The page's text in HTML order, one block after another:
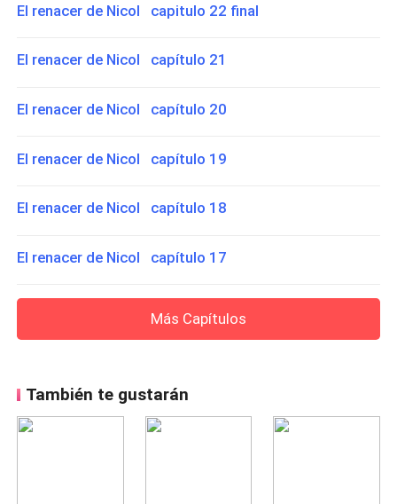
El renacer de Nicol capitulo 22 final
El renacer de Nicol capítulo 21
El renacer de Nicol capítulo 20
El renacer de Nicol capítulo 19
El renacer de Nicol capítulo 18
El renacer de Nicol capítulo 17
Más Capítulos
También te gustarán